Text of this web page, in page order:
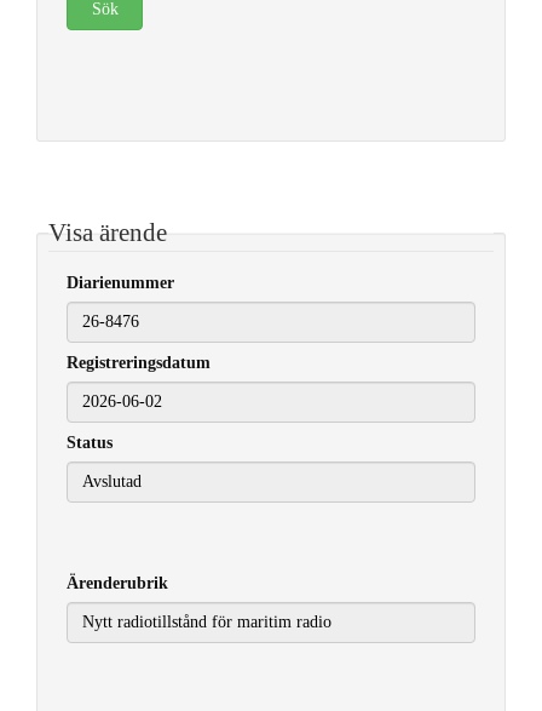
Visa ärende
Diarienummer
Registreringsdatum
2026-06-02
Status
Ärenderubrik